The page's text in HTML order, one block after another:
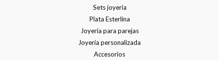
Sets joyería
Plata Esterlina
Joyería para parejas
Joyería personalizada
Accesorios